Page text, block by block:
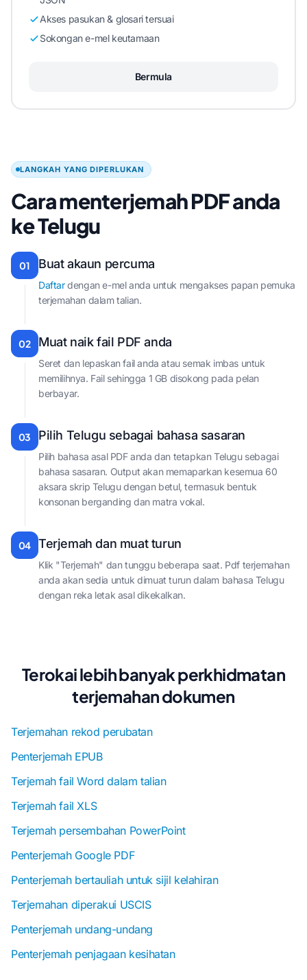
Akses pasukan & glosari tersuai
Sokongan e-mel keutamaan
Bermula
LANGKAH YANG DIPERLUKAN
Cara menterjemah PDF anda
ke Telugu
01 Buat akaun percuma
Daftardengan e-mel anda untuk mengakses papan pemuka
terjemahan dalam talian.
02 Muat naik fail PDF anda
Seret dan lepaskan fail anda atau semak imbas untuk
memilihnya. Fail sehingga 1 GB disokong pada pelan
berbayar.
03 Pilih Telugu sebagai bahasa sasaran
Pilih bahasa asal PDF anda dan tetapkan Telugu sebagai
bahasa sasaran. Output akan memaparkan kesemua 60
aksara skrip Telugu dengan betul, termasuk bentuk
konsonan berganding dan matra vokal.
04 Terjemah dan muat turun
Klik "Terjemah" dan tunggu beberapa saat. Pdf terjemahan
anda akan sedia untuk dimuat turun dalam bahasa Telugu
dengan reka letak asal dikekalkan.
Terokai lebih banyak perkhidmatan
terjemahan dokumen
Terjemahan rekod perubatan
Penterjemah EPUB
Terjemah fail Word dalam talian
Terjemah fail XLS
Terjemah persembahan PowerPoint
Penterjemah Google PDF
Penterjemah bertauliah untuk sijil kelahiran
Terjemahan diperakui USCIS
Penterjemah undang-undang
Penterjemah penjagaan kesihatan